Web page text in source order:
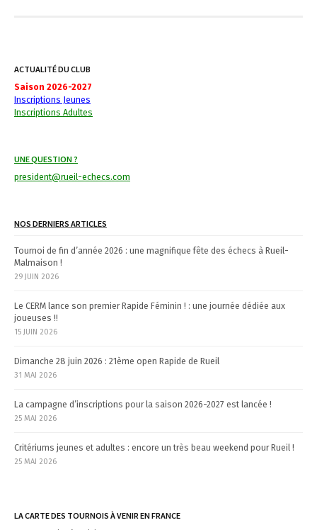
g
a
t
n
d
s
a
r
t
i
c
e
s
ACTUALITÉ DU CLUB
Saison 2026-2027
Inscriptions Jeunes
Inscriptions Adultes
UNE QUESTION ?
president@rueil-echecs.com
NOS DERNIERS ARTICLES
Tournoi de fin d’année 2026 : une magnifique fête des échecs à Rueil-
Malmaison !
29 JUIN 2026
Le CERM lance son premier Rapide Féminin ! : une journée dédiée aux
joueuses !!
15 JUIN 2026
Dimanche 28 juin 2026 : 21ème open Rapide de Rueil
31 MAI 2026
La campagne d’inscriptions pour la saison 2026-2027 est lancée !
25 MAI 2026
Critériums jeunes et adultes : encore un très beau weekend pour Rueil !
25 MAI 2026
LA CARTE DES TOURNOIS À VENIR EN FRANCE